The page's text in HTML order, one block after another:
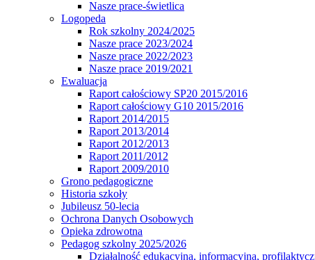
Nasze prace-świetlica
Logopeda
Rok szkolny 2024/2025
Nasze prace 2023/2024
Nasze prace 2022/2023
Nasze prace 2019/2021
Ewaluacja
Raport całościowy SP20 2015/2016
Raport całościowy G10 2015/2016
Raport 2014/2015
Raport 2013/2014
Raport 2012/2013
Raport 2011/2012
Raport 2009/2010
Grono pedagogiczne
Historia szkoły
Jubileusz 50-lecia
Ochrona Danych Osobowych
Opieka zdrowotna
Pedagog szkolny 2025/2026
Działalność edukacyjna, informacyjna,